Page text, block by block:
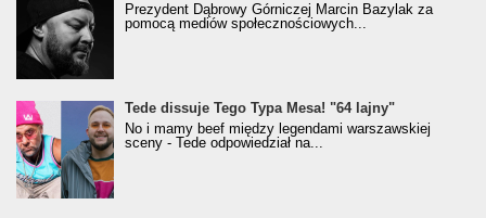
Prezydent Dąbrowy Górniczej Marcin Bazylak za
pomocą mediów społecznościowych...
Tede dissuje Tego Typa Mesa! "64 lajny"
No i mamy beef między legendami warszawskiej
sceny - Tede odpowiedział na...